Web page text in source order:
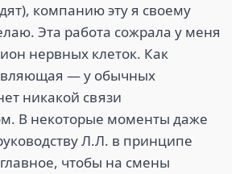
компанию эту я своему
Эта работа сожрала у меня
нервных клеток. Как
— у обычных
никакой связи
В некоторые моменты даже
Л.Л. в принципе
чтобы на смены